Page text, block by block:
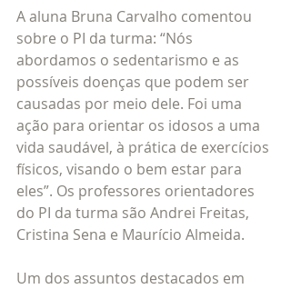
A aluna Bruna Carvalho comentou
sobre o PI da turma: “Nós
abordamos o sedentarismo e as
possíveis doenças que podem ser
causadas por meio dele. Foi uma
ação para orientar os idosos a uma
vida saudável, à prática de exercícios
físicos, visando o bem estar para
eles”. Os professores orientadores
do PI da turma são Andrei Freitas,
Cristina Sena e Maurício Almeida.
Um dos assuntos destacados em